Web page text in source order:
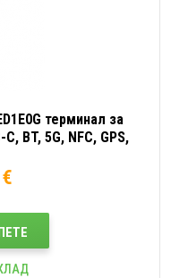
терминал за
BT, 5G, NFC, GPS,